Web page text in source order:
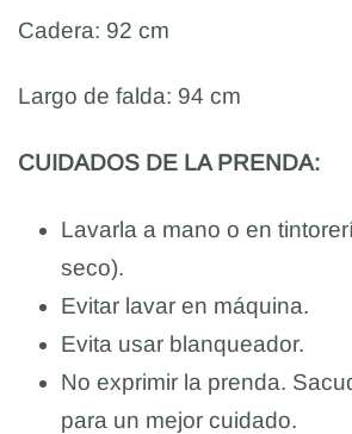
Cadera: 92 cm
Largo de falda: 94 cm
CUIDADOS DE LA PRENDA:
Lavarla a mano o en
seco).
Evitar lavar en máquina.
Evita usar blanqueador.
No exprimir la prenda.
para un mejor cuidado.